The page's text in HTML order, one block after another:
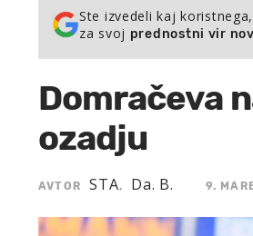
Ste izvedeli kaj
za svoj prednostni vir
Domračeva
ozadju
AVTOR STA, Da. B. 9.